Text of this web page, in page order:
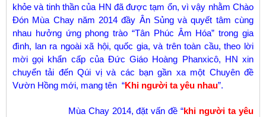
khỏe và tinh thần của HN đã được tạm ổn, vì vậy nhằm Chào
Đón Mùa Chay năm 2014 đầy Ân Sủng và quyết tâm cùng
nhau hưởng ứng phong trào “Tân Phúc Âm Hóa” trong gia
đình, lan ra ngoài xã hội, quốc gia, và trên toàn cầu, theo lời
mời gọi khẩn cấp của Đức Giáo Hoàng Phanxicô, HN xin
chuyển tải đến Qúi vị và các bạn gần xa một Chuyên đề
Vườn Hồng mới, mang tên “Khi người ta yêu nhau”.
Mùa Chay 2014, đặt vấn đề “khi người ta yêu